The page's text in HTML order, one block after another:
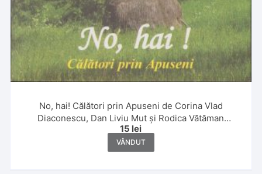
No, hai! Călători prin Apuseni de Corina Vlad
Diaconescu, Dan Liviu Mut și Rodica Vătăman
Subțirelu, 2007
15 lei
VÂNDUT